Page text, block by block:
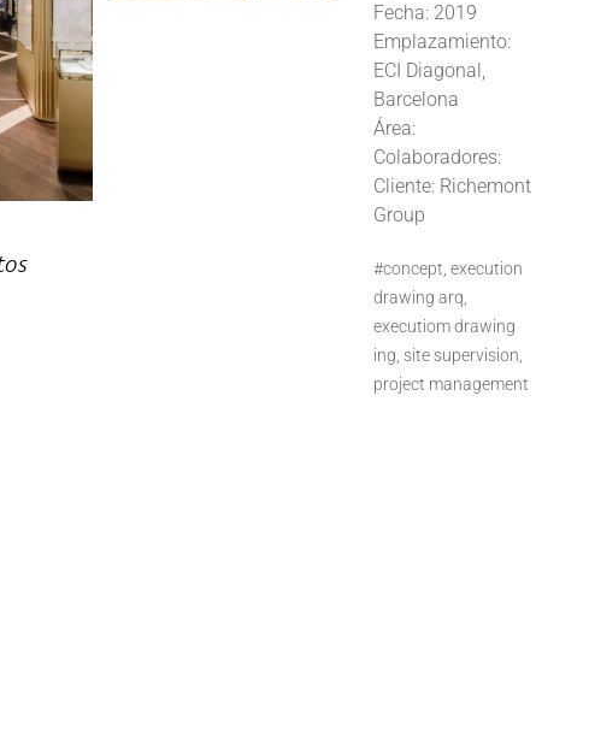
Fecha: 2019
Emplazamiento:
ECI Diagonal,
Barcelona
Área:
Colaboradores:
Cliente: Richemont
Group
#concept, execution
drawing arq,
executiom drawing
ing, site supervision,
project management